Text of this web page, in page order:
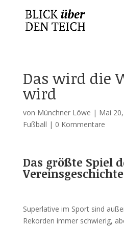
Das wird die
wird
von Münchner Löwe | Mai
Fußball | 0 Kommentare
Das größte Spiel
Vereinsgeschichte
Superlative im Sport sind
Rekorden immer schwierig,